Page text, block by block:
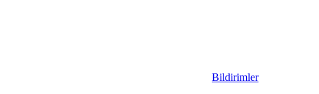
Bildirimler